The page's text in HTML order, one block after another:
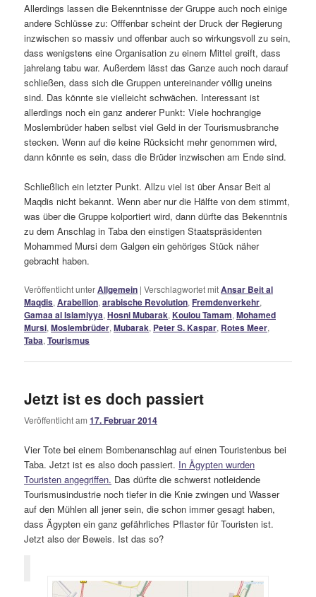
Allerdings lassen die Bekenntnisse der Gruppe auch noch einige
andere Schlüsse zu: Offfenbar scheint der Druck der Regierung
inzwischen so massiv und offenbar auch so wirkungsvoll zu sein,
dass wenigstens eine Organisation zu einem Mittel greift, dass
jahrelang tabu war. Außerdem lässt das Ganze auch noch darauf
schließen, dass sich die Gruppen untereinander völlig uneins
sind. Das könnte sie vielleicht schwächen. Interessant ist
allerdings noch ein ganz anderer Punkt: Viele hochrangige
Moslembrüder haben selbst viel Geld in der Tourismusbranche
stecken. Wenn auf die keine Rücksicht mehr genommen wird,
dann könnte es sein, dass die Brüder inzwischen am Ende sind.
Schließlich ein letzter Punkt. Allzu viel ist über Ansar Beit al
Maqdis nicht bekannt. Wenn aber nur die Hälfte von dem stimmt,
was über die Gruppe kolportiert wird, dann dürfte das Bekenntnis
zu dem Anschlag in Taba den einstigen Staatspräsidenten
Mohammed Mursi dem Galgen ein gehöriges Stück näher
gebracht haben.
Veröffentlicht unterAllgemein |Verschlagwortet mitAnsar Beit al
Maqdis,Arabellion,arabische Revolution,Fremdenverkehr,
Gamaa al Islamiyya,Hosni Mubarak,Koulou Tamam,Mohamed
Mursi,Moslembrüder,Mubarak, Peter S. Kaspar, Rotes Meer,
Taba,Tourismus
Jetzt ist es doch passiert
Veröffentlicht am17. Februar 2014
Vier Tote bei einem Bombenanschlag auf einen Touristenbus bei
Taba. Jetzt ist es also doch passiert. In Ägypten wurden
Touristen angegriffen. Das dürfte die schwerst notleidende
Tourismusindustrie noch tiefer in die Knie zwingen und Wasser
auf den Mühlen all jener sein, die schon immer gesagt haben,
dass Ägypten ein ganz gefährliches Pflaster für Touristen ist.
Jetzt also der Beweis. Ist das so?